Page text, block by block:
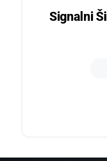
Signalni